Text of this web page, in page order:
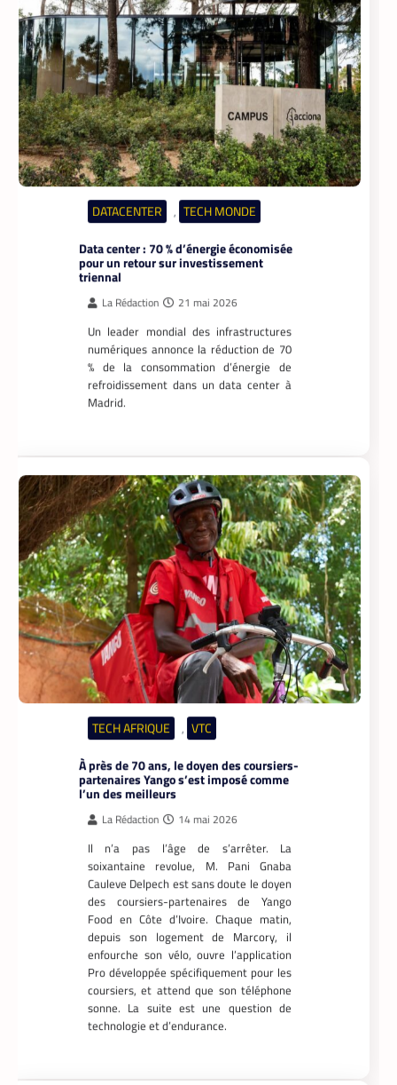
DATACENTER , TECH MONDE
Data center : 70 % d’énergie économisée
pour un retour sur investissement
triennal
La Rédaction 21 mai 2026
Un leader mondial des infrastructures
numériques annonce la réduction de 70
% de la consommation d’énergie de
refroidissement dans un data center à
TECH AFRIQUE , VTC
À près de 70 ans, le doyen des coursiers-
partenaires Yango s’est imposé comme
l’un des meilleurs
La Rédaction 14 mai 2026
Il n’a pas l’âge de s’arrêter. La
soixantaine revolue, M. Pani Gnaba
Cauleve Delpech est sans doute le doyen
des coursiers-partenaires de Yango
depuis son logement de Marcory, il
enfourche son vélo, ouvre l’application
Pro développée spécifiquement pour les
coursiers, et attend que son téléphone
technologie et d’endurance.